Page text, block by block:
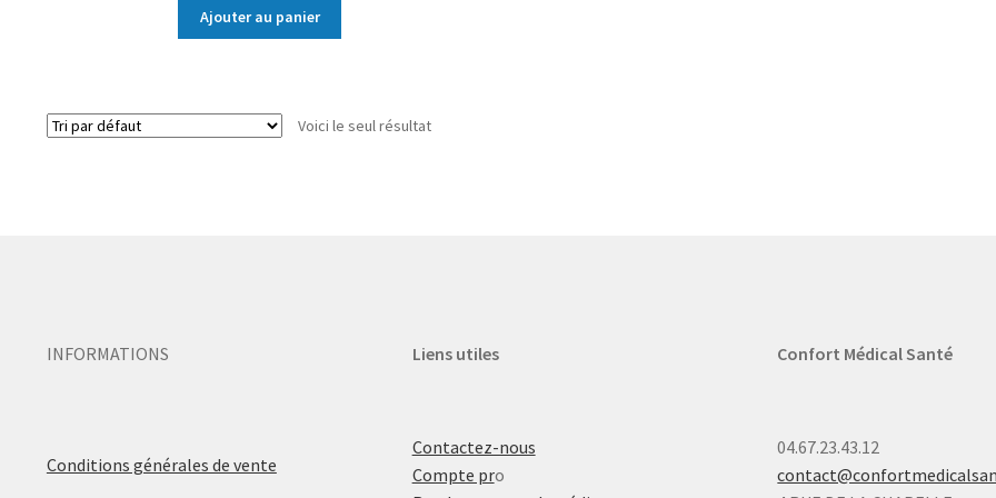
Ajouter au panier
Voici le seul résultat
INFORMATIONS
Conditions générales de vente
Liens utiles
Contactez-nous
Compte pro
Confort Médical Santé
04.67.23.43.12